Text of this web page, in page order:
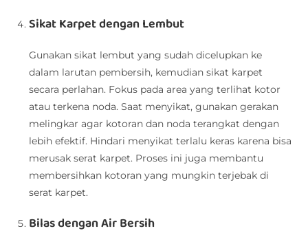
Sikat Karpet dengan Lembut
Gunakan sikat lembut yang sudah dicelupkan ke
dalam larutan pembersih, kemudian sikat karpet
secara perlahan. Fokus pada area yang terlihat kotor
atau terkena noda. Saat menyikat, gunakan gerakan
melingkar agar kotoran dan noda terangkat dengan
lebih efektif. Hindari menyikat terlalu keras karena bisa
merusak serat karpet. Proses ini juga membantu
membersihkan kotoran yang mungkin terjebak di
serat karpet.
Bilas dengan Air Bersih